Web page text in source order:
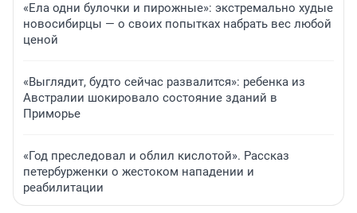
«Ела одни булочки и пирожные»: экстремально худые
новосибирцы — о своих попытках набрать вес любой
ценой
«Выглядит, будто сейчас развалится»: ребенка из
Австралии шокировало состояние зданий в
Приморье
«Год преследовал и облил кислотой». Рассказ
петербурженки о жестоком нападении и
реабилитации